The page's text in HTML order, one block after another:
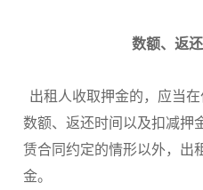
数额、返
出租人收取押金的，应当
数额、返还时间以及扣减押
赁合同约定的情形以外，出
金。